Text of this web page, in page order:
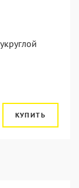
КУПИТЬ